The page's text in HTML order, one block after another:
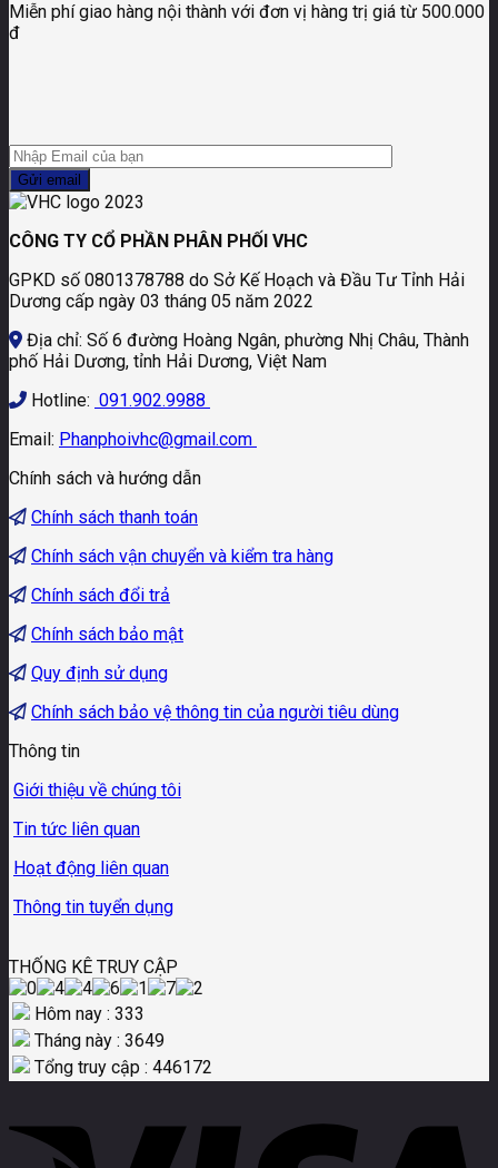
Miễn phí giao hàng nội thành với đơn vị hàng trị giá từ 500.000
đ
CÔNG TY CỔ PHẦN PHÂN PHỐI VHC
GPKD số 0801378788 do Sở Kế Hoạch và Đầu Tư Tỉnh Hải
Dương cấp ngày 03 tháng 05 năm 2022
Địa chỉ: Số 6 đường Hoàng Ngân, phường Nhị Châu, Thành
phố Hải Dương, tỉnh Hải Dương, Việt Nam
Hotline: 091.902.9988
Email: Phanphoivhc@gmail.com
Chính sách và hướng dẫn
Chính sách thanh toán
Chính sách vận chuyển và kiểm tra hàng
Chính sách đổi trả
Chính sách bảo mật
Quy định sử dụng
Chính sách bảo vệ thông tin của người tiêu dùng
Thông tin
Giới thiệu về chúng tôi
Tin tức liên quan
Hoạt động liên quan
Thông tin tuyển dụng
THỐNG KÊ TRUY CẬP
Hôm nay : 333
Tháng này : 3649
Tổng truy cập : 446172